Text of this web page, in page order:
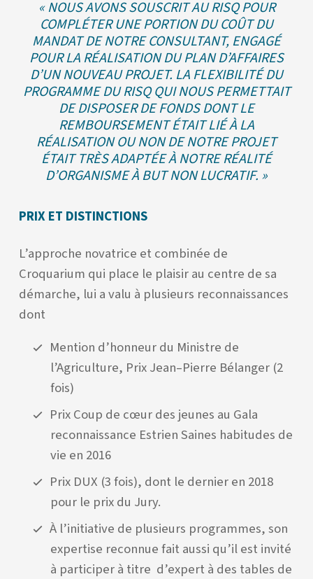
« NOUS AVONS SOUSCRIT AU RISQ POUR
COMPLÉTER UNE PORTION DU COÛT DU
MANDAT DE NOTRE CONSULTANT, ENGAGÉ
POUR LA RÉALISATION DU PLAN D’AFFAIRES
D’UN NOUVEAU PROJET. LA FLEXIBILITÉ DU
PROGRAMME DU RISQ QUI NOUS PERMETTAIT
DE DISPOSER DE FONDS DONT LE
REMBOURSEMENT ÉTAIT LIÉ À LA
RÉALISATION OU NON DE NOTRE PROJET
ÉTAIT TRÈS ADAPTÉE À NOTRE RÉALITÉ
D’ORGANISME À BUT NON LUCRATIF. »
PRIX ET DISTINCTIONS
L’approche novatrice et combinée de
Croquarium qui place le plaisir au centre de sa
démarche, lui a valu à plusieurs reconnaissances
dont
Mention d’honneur du Ministre de
l’Agriculture, Prix Jean–Pierre Bélanger (2
fois)
Prix Coup de cœur des jeunes au Gala
reconnaissance Estrien Saines habitudes de
vie en 2016
Prix DUX (3 fois), dont le dernier en 2018
pour le prix du Jury.
À l’initiative de plusieurs programmes, son
expertise reconnue fait aussi qu’il est invité
à participer à titre d’expert à des tables de